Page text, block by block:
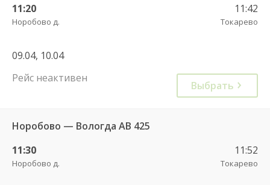
11:20
Норобово д.
11:42
Токарево
09.04, 10.04
Рейс неактивен
Выбрать
Норобово — Вологда АВ 425
11:30
Норобово д.
11:52
Токарево